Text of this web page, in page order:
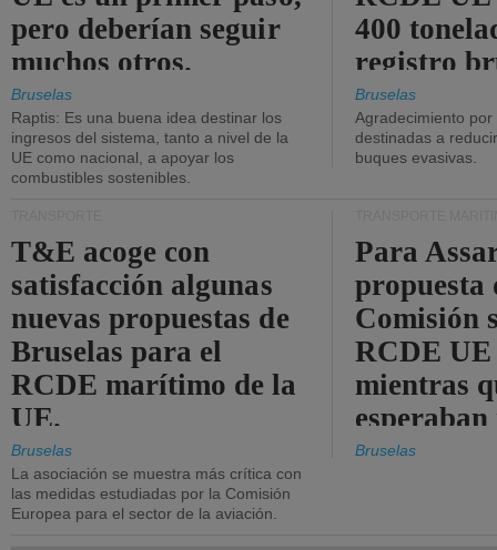
pero deberían seguir
muchos otros.
Bruselas
Raptis: Es una buena idea destinar los
ingresos del sistema, tanto a nivel de la
UE como nacional, a apoyar los
combustibles sostenibles.
400
registro
Bruselas
Agradecimiento
destinadas a
buques evasivas.
T&E acoge con
satisfacción algunas
nuevas propuestas de
Bruselas para el
RCDE marítimo de la
UE.
Bruselas
La asociación se muestra más crítica con
las medidas estudiadas por la Comisión
Europea para el sector de la aviación.
Para
propuesta
Comisión
RCDE
mientras
más
Bruselas